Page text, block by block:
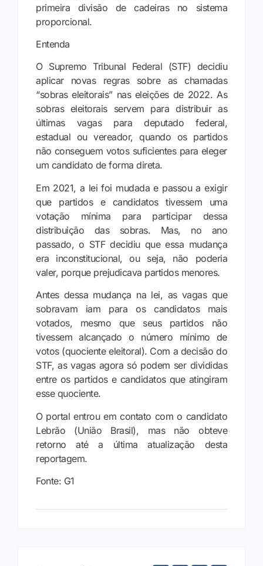
primeira divisão de cadeiras no sistema
proporcional.
Entenda
O Supremo Tribunal Federal (STF) decidiu
aplicar novas regras sobre as chamadas
“sobras eleitorais” nas eleições de 2022. As
sobras eleitorais servem para distribuir as
últimas vagas para deputado federal,
estadual ou vereador, quando os partidos
não conseguem votos suficientes para eleger
um candidato de forma direta.
Em 2021, a lei foi mudada e passou a exigir
que partidos e candidatos tivessem uma
votação mínima para participar dessa
distribuição das sobras. Mas, no ano
passado, o STF decidiu que essa mudança
era inconstitucional, ou seja, não poderia
valer, porque prejudicava partidos menores.
Antes dessa mudança na lei, as vagas que
sobravam iam para os candidatos mais
votados, mesmo que seus partidos não
tivessem alcançado o número mínimo de
votos (quociente eleitoral). Com a decisão do
STF, as vagas agora só podem ser divididas
entre os partidos e candidatos que atingiram
esse quociente.
O portal entrou em contato com o candidato
Lebrão (União Brasil), mas não obteve
retorno até a última atualização desta
reportagem.
Fonte: G1